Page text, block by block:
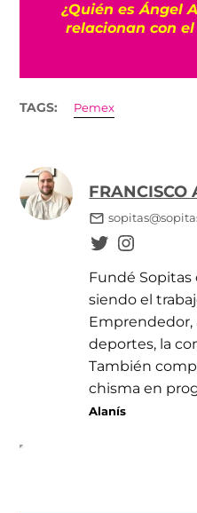
¿Quién es Ángel
relacionan con
TAGS: Pemex
FRANCISCO
Fundé
siendo el
Emprendedor,
deportes, la
También
chisma en
Alanís